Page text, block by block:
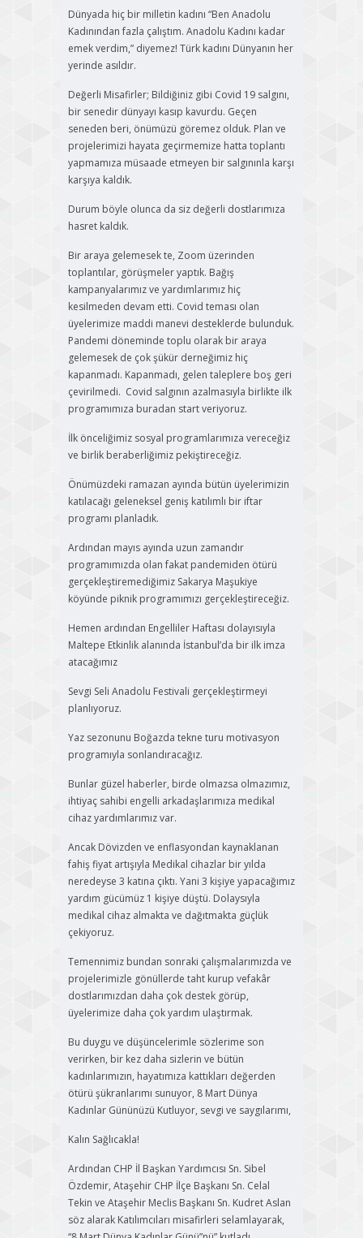
Dünyada hiç bir milletin kadını “Ben Anadolu
Kadınından fazla çalıştım. Anadolu Kadını kadar
emek verdim,” diyemez! Türk kadını Dünyanın her
yerinde asıldır.
Değerli Misafirler; Bildiğiniz gibi Covid 19 salgını,
bir senedir dünyayı kasıp kavurdu. Geçen
seneden beri, önümüzü göremez olduk. Plan ve
projelerimizi hayata geçirmemize hatta toplantı
yapmamıza müsaade etmeyen bir salgınınla karşı
karşıya kaldık.
Durum böyle olunca da siz değerli dostlarımıza
hasret kaldık.
Bir araya gelemesek te, Zoom üzerinden
toplantılar, görüşmeler yaptık. Bağış
kampanyalarımız ve yardımlarımız hiç
kesilmeden devam etti. Covid teması olan
üyelerimize maddi manevi desteklerde bulunduk.
Pandemi döneminde toplu olarak bir araya
gelemesek de çok şükür derneğimiz hiç
kapanmadı. Kapanmadı, gelen taleplere boş geri
çevirilmedi. Covid salgının azalmasıyla birlikte ilk
programımıza buradan start veriyoruz.
İlk önceliğimiz sosyal programlarımıza vereceğiz
ve birlik beraberliğimiz pekiştireceğiz.
Önümüzdeki ramazan ayında bütün üyelerimizin
katılacağı geleneksel geniş katılımlı bir iftar
programı planladık.
Ardından mayıs ayında uzun zamandır
programımızda olan fakat pandemiden ötürü
gerçekleştiremediğimiz Sakarya Maşukiye
köyünde piknik programımızı gerçekleştireceğiz.
Hemen ardından Engelliler Haftası dolayısıyla
Maltepe Etkinlik alanında İstanbul’da bir ilk imza
atacağımız
Sevgi Seli Anadolu Festivali gerçekleştirmeyi
planlıyoruz.
Yaz sezonunu Boğazda tekne turu motivasyon
programıyla sonlandıracağız.
Bunlar güzel haberler, birde olmazsa olmazımız,
ihtiyaç sahibi engelli arkadaşlarımıza medikal
cihaz yardımlarımız var.
Ancak Dövizden ve enflasyondan kaynaklanan
fahiş fiyat artışıyla Medikal cihazlar bir yılda
neredeyse 3 katına çıktı. Yani 3 kişiye yapacağımız
yardım gücümüz 1 kişiye düştü. Dolaysıyla
medikal cihaz almakta ve dağıtmakta güçlük
çekiyoruz.
Temennimiz bundan sonraki çalışmalarımızda ve
projelerimizle gönüllerde taht kurup vefakâr
dostlarımızdan daha çok destek görüp,
üyelerimize daha çok yardım ulaştırmak.
Bu duygu ve düşüncelerimle sözlerime son
verirken, bir kez daha sizlerin ve bütün
kadınlarımızın, hayatımıza kattıkları değerden
ötürü şükranlarımı sunuyor, 8 Mart Dünya
Kadınlar Gününüzü Kutluyor, sevgi ve saygılarımı,
Kalın Sağlıcakla!
Ardından CHP İl Başkan Yardımcısı Sn. Sibel
Özdemir, Ataşehir CHP İlçe Başkanı Sn. Celal
Tekin ve Ataşehir Meclis Başkanı Sn. Kudret Aslan
söz alarak Katılımcıları misafirleri selamlayarak,